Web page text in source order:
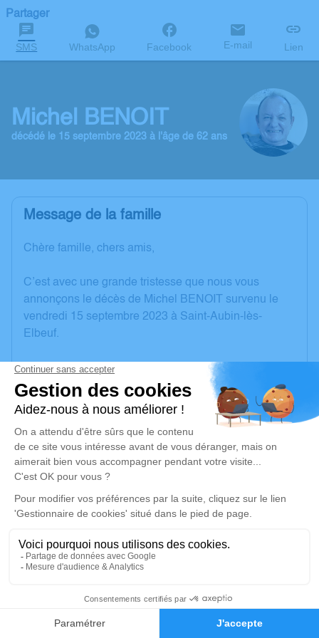
Faire-part Hommages
Partager
SMS WhatsApp Facebook E-mail Lien
Michel BENOIT
décédé le 15 septembre 2023 à l'âge de 62 ans
Message de la famille
Chère famille, chers amis,
C’est avec une grande tristesse que nous vous
annonçons le décès de Michel BENOIT survenu le
vendredi 15 septembre 2023 à Saint-Aubin-lès-
Elbeuf.
Nous vous invitons à utiliser cet espace pour laisser
vos condoléances, partager des photos souvenirs,
une anecdote ou exprimer vos pensées à travers des
poèmes ou des textes. Cet endroit est un lieu
d'expression dédié à honorer la mémoire de Michel
BENOIT.
Un service de plantation d’arbre hommage est
disponible ici.
jeudi 21 septembre 2023 à 14h30
Eglise le Gros Theil de Le Bosc du Theil
27370 Le Bosc du Theil